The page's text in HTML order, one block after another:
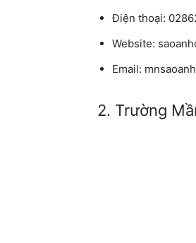
Điện thoại:
Website:
Email:
2. Trường